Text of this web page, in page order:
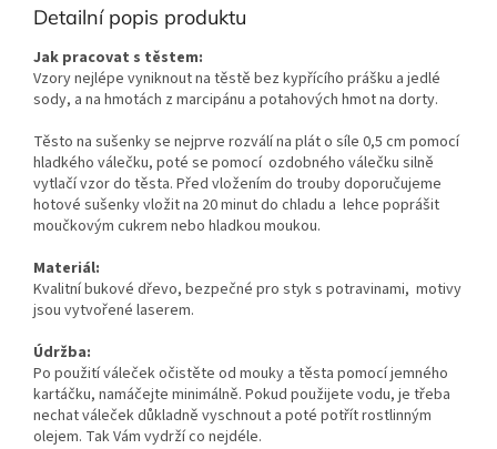
Detailní popis produktu
Jak pracovat s těstem:
Vzory nejlépe vyniknout na těstě bez kypřícího prášku a jedlé
sody, a na hmotách z marcipánu a potahových hmot na dorty.
Těsto na sušenky se nejprve rozválí na plát o síle 0,5 cm pomocí
hladkého válečku, poté se pomocí ozdobného válečku silně
vytlačí vzor do těsta. Před vložením do trouby doporučujeme
hotové sušenky vložit na 20 minut do chladu a lehce poprášit
moučkovým cukrem nebo hladkou moukou.
Materiál:
Kvalitní bukové dřevo, bezpečné pro styk s potravinami, motivy
jsou vytvořené laserem.
Údržba:
Po použití váleček očistěte od mouky a těsta pomocí jemného
kartáčku, namáčejte minimálně. Pokud použijete vodu, je třeba
nechat váleček důkladně vyschnout a poté potřít rostlinným
olejem. Tak Vám vydrží co nejdéle.